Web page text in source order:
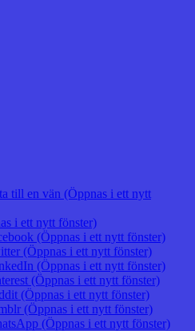
till en vän (Öppnas i ett nytt
i ett nytt fönster)
(Öppnas i ett nytt fönster)
(Öppnas i ett nytt fönster)
(Öppnas i ett nytt fönster)
(Öppnas i ett nytt fönster)
(Öppnas i ett nytt fönster)
(Öppnas i ett nytt fönster)
(Öppnas i ett nytt fönster)